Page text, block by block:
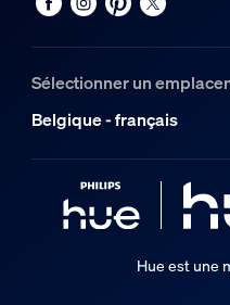
Options/
Gradable avec
LED intégrée
Sélectionner un
Belgique - français
Hue est une